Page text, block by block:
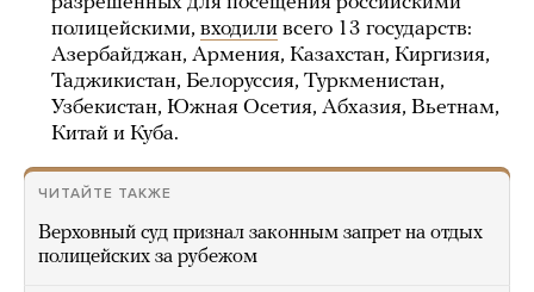
полицейскими, входили всего 13 государств:
Азербайджан, Армения, Казахстан, Киргизия,
Таджикистан, Белоруссия, Туркменистан,
Узбекистан, Южная Осетия, Абхазия, Вьетнам,
Китай и Куба.
ЧИТАЙТЕ ТАКЖЕ
Верховный суд признал законным запрет на отдых
полицейских за рубежом